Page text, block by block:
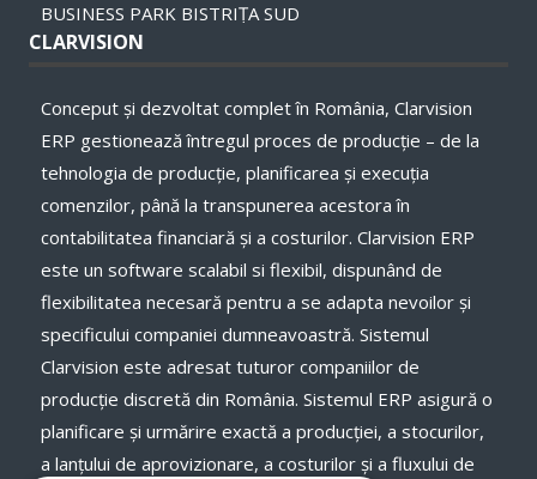
BUSINESS PARK BISTRIȚA SUD
CLARVISION
Conceput și dezvoltat complet în România, Clarvision
ERP gestionează întregul proces de producție – de la
tehnologia de producție, planificarea și execuţia
comenzilor, până la transpunerea acestora în
contabilitatea financiară și a costurilor. Clarvision ERP
este un software scalabil si flexibil, dispunând de
flexibilitatea necesară pentru a se adapta nevoilor și
specificului companiei dumneavoastră. Sistemul
Clarvision este adresat tuturor companiilor de
producție discretă din România. Sistemul ERP asigură o
planificare și urmărire exactă a producției, a stocurilor,
a lanţului de aprovizionare, a costurilor și a fluxului de